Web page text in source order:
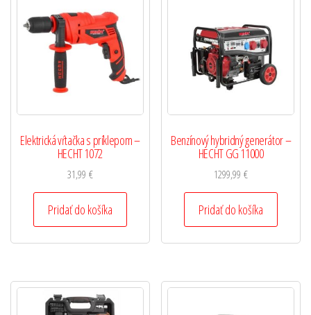
Elektrická vŕtačka s príklepom –
HECHT 1072
31,99 €
Pridať do košíka
Benzínový hybridný generátor –
HECHT GG 11000
1299,99€
Pridať do košíka